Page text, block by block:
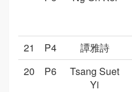
21
P4 譚雅詩
20
P6
Tsang Suet
Yi